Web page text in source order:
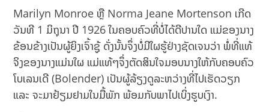
Marilyn Monroe ຫຼື Norma Jeane Mortenson ເກີດ
ວັນທີ 1 ມິຖຸນາ ປີ 1926 ໃນຄອບຄົວທີ່ບໍ່ໄດ້ດີປານໃດ ແມ່ຂອງນາງ
ຂ້ອນຂ້າງເປັນຜູ້ຍິງເຈົ້າຊູ້ ດັ່ງນັ້ນຈຶ່ງບໍ່ມີໃຜຮູ້ຢ່າງຊັດເຈນວ່າ ພໍ່ທີ່ແທ້
ຈິງຂອງນາງແມ່ນໃຜ ແມ່ແທ້ໆຈຶ່ງຕັດສິນໃຈມອບນາງໃຫ້ກັບຄອບຄົວ
ໂບເລນເດີ (Bolender) ເປັນຜູ້ລ້ຽງດູລະຫວ່າງທີ່ໄປເຮັດວຽກ
ແລະ ຈະມາຢ້ຽມຢາມໃນມື້ພັກ ພ້ອມກັບພາໄປເບິ່ງຮູບເງົາ.